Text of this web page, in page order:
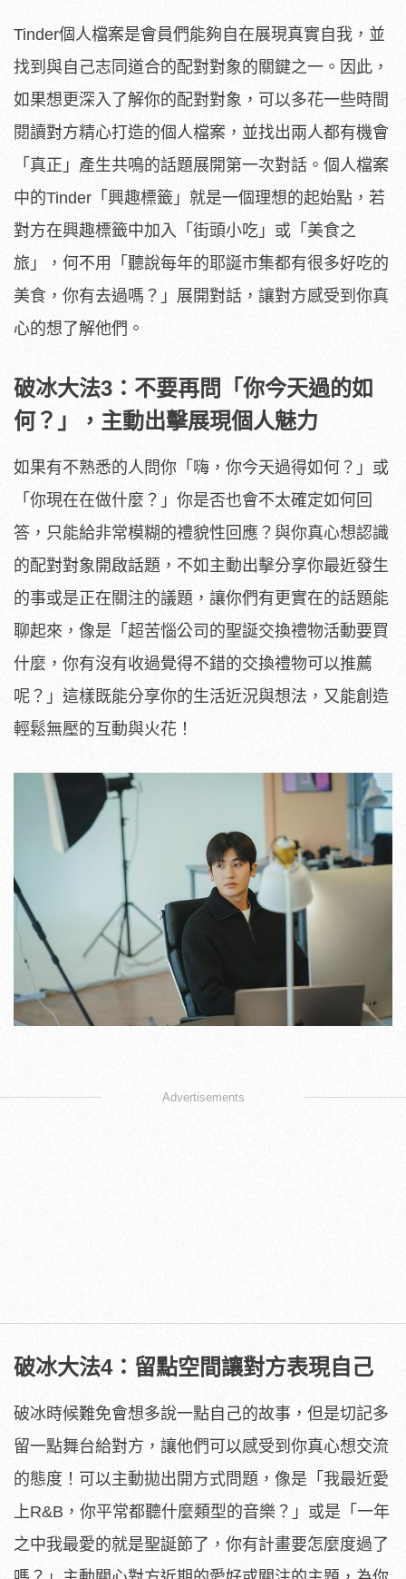
Tinder個人檔案是會員們能夠自在展現真實自我，並
找到與自己志同道合的配對對象的關鍵之一。因此，
如果想更深入了解你的配對對象，可以多花一些時間
閱讀對方精心打造的個人檔案，並找出兩人都有機會
「真正」產生共鳴的話題展開第一次對話。個人檔案
中的Tinder「興趣標籤」就是一個理想的起始點，若
對方在興趣標籤中加入「街頭小吃」或「美食之
旅」，何不用「聽說每年的耶誕市集都有很多好吃的
美食，你有去過嗎？」展開對話，讓對方感受到你真
心的想了解他們。
破冰大法3 ：不要再問「你今天過的如
何？」，主動出擊展現個人魅力
如果有不熟悉的人問你「嗨，你今天過得如何？」或
「你現在在做什麼？」你是否也會不太確定如何回
答，只能給非常模糊的禮貌性回應？與你真心想認識
的配對對象開啟話題，不如主動出擊分享你最近發生
的事或是正在關注的議題，讓你們有更實在的話題能
聊起來，像是「超苦惱公司的聖誕交換禮物活動要買
什麼，你有沒有收過覺得不錯的交換禮物可以推薦
呢？」這樣既能分享你的生活近況與想法，又能創造
輕鬆無壓的互動與火花！
Advertisements
破冰大法4：留點空間讓對方表現自己
破冰時候難免會想多說一點自己的故事，但是切記多
留一點舞台給對方，讓他們可以感受到你真心想交流
的態度！可以主動拋出開方式問題，像是「我最近愛
上R&B，你平常都聽什麼類型的音樂？」或是「一年
之中我最愛的就是聖誕節了，你有計畫要怎麼度過了